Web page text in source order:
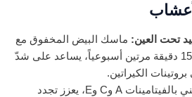
تحت العين: ماسك البيض المخفوق مع
ملعقة عسل لمدة 15 دقيقة مرتين أسبوعياً، يساعد على شدّ
بروتينات الكيراتين.
غني بالفيتامينات A وC وE، يعزز تجدد